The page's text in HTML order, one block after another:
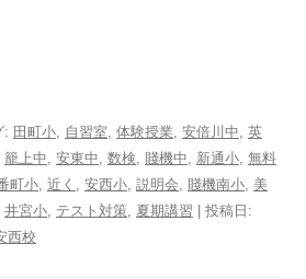
: 田町小 自習室 体験授業 安倍川中 英
籠上中 安東中 数検 賤機中 新通小 無料
町小 近く 安西小 説明会 賤機南小 美
井宮小 テスト対策 夏期講習 | 投稿日:
西校